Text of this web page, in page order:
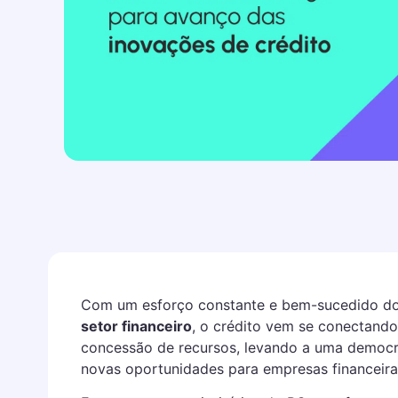
Com um esforço constante e bem-sucedido
setor financeiro, o crédito vem se
concessão de recursos, levando a uma
novas oportunidades para empresas